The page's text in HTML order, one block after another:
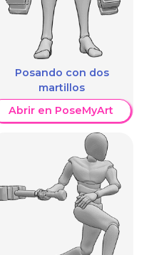
Posando con dos
martillos
Abrir en PoseMyArt